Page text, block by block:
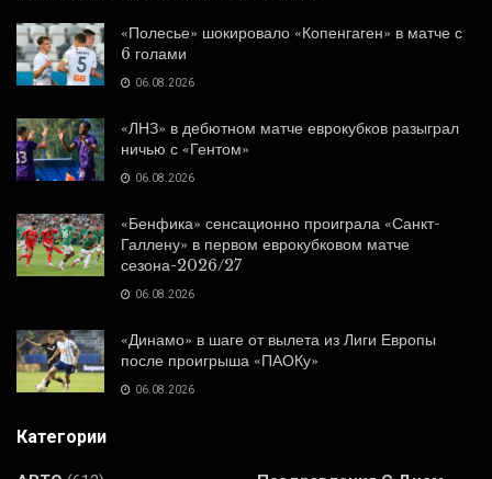
«Полесье» шокировало «Копенгаген» в матче с
6 голами
06.08.2026
«ЛНЗ» в дебютном матче еврокубков разыграл
ничью с «Гентом»
06.08.2026
«Бенфика» сенсационно проиграла «Санкт-
Галлену» в первом еврокубковом матче
сезона-2026/27
06.08.2026
«Динамо» в шаге от вылета из Лиги Европы
после проигрыша «ПАОКу»
06.08.2026
Категории